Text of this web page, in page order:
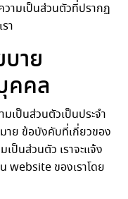
ามเป็นส่วนตัวที่ปรากฏ
า
าย
คคล
เป็นส่วนตัวเป็นประจำ
าย ข้อบังคับที่เกี่ยวของ
ป็นส่วนตัว เราจะแจ้ง
website ของเราโดย